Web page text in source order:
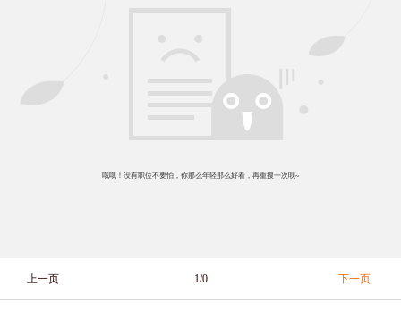
哦哦！没有职位不要怕，你那么年轻那么好看，再重搜一次呗~
上一页 1/0 下一页